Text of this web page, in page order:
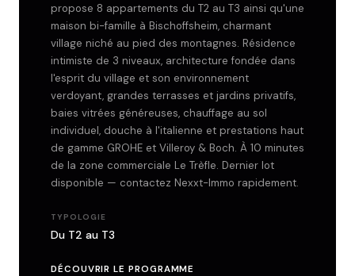
propose 8 appartements du T2 au T3 ainsi qu'une
maison bi-famille à Bischoffsheim, charmant
village niché au pied des montagnes. Résidence
intimiste de 3 niveaux, architecture fondée dans
l'esprit du village et son environnement
verdoyant, grandes terrasses et jardins privatifs,
baies vitrées généreuses, chauffage au sol
individuel, douche à l'italienne et prestations haut
de gamme GROHE et Villeroy & Boch. À 10 minutes
de la zone commerciale Le Trèfle. Dernier lot
disponible — contactez Nexxt-Immo rapidement.
TYPOLOGIE
Du T2 au T3
DÉCOUVRIR LE PROGRAMME